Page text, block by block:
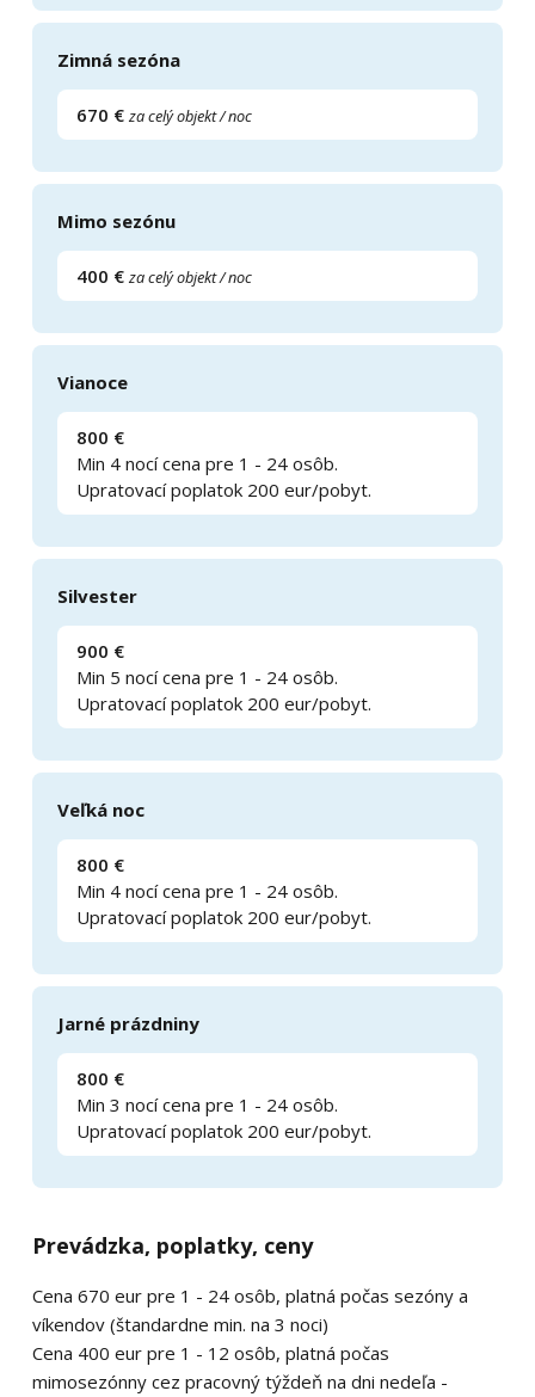
Zimná sezóna
670 € za celý objekt / noc
Mimo sezónu
400 € za celý objekt / noc
Vianoce
800 €
Min 4 nocí cena pre 1 - 24 osôb.
Upratovací poplatok 200 eur/pobyt.
Silvester
900 €
Min 5 nocí cena pre 1 - 24 osôb.
Upratovací poplatok 200 eur/pobyt.
Veľká noc
800 €
Min 4 nocí cena pre 1 - 24 osôb.
Upratovací poplatok 200 eur/pobyt.
Jarné prázdniny
800 €
Min 3 nocí cena pre 1 - 24 osôb.
Upratovací poplatok 200 eur/pobyt.
Prevádzka, poplatky, ceny
Cena 670 eur pre 1 - 24 osôb, platná počas sezóny a
víkendov (štandardne min. na 3 noci)
Cena 400 eur pre 1 - 12 osôb, platná počas
mimosezónny cez pracovný týždeň na dni nedeľa -